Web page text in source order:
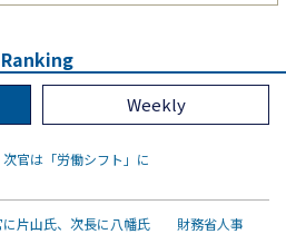
Ranking
Weekly
官は「労働シフト」に
に片山氏、次長に八幡氏 財務省人事